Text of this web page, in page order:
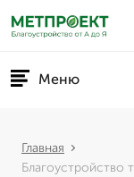
Меню
Главная
Благоустройство